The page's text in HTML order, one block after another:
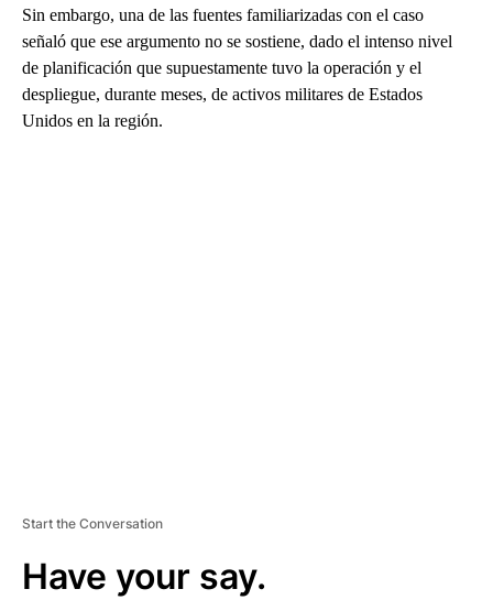
Sin embargo, una de las fuentes familiarizadas con el caso
señaló que ese argumento no se sostiene, dado el intenso nivel
de planificación que supuestamente tuvo la operación y el
despliegue, durante meses, de activos militares de Estados
Unidos en la región.
Start the Conversation
Have your say.